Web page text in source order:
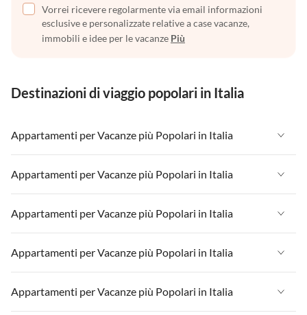
Vorrei ricevere regolarmente via email informazioni
esclusive e personalizzate relative a case vacanze,
immobili e idee per le vacanze Più
Destinazioni di viaggio popolari in Italia
Appartamenti per Vacanze più Popolari in Italia
Appartamenti per Vacanze in Italia
Appartamenti per Vacanze in Liguria
Appartamenti per Vacanze in Lombardia
Appartamenti per Vacanze in Lago di Garda
Appartamenti per Vacanze in Lago di Como
Appartamenti per Vacanze più Popolari in Italia
Appartamenti per Vacanze in Italia
Appartamenti per Vacanze in Liguria
Appartamenti per Vacanze in Lombardia
Appartamenti per Vacanze in Lago di Garda
Appartamenti per Vacanze più Popolari in Italia
Appartamenti per Vacanze in Italia
Appartamenti per Vacanze in Liguria
Appartamenti per Vacanze in Lombardia
Appartamenti per Vacanze più Popolari in Italia
Appartamenti per Vacanze in Italia
Appartamenti per Vacanze più Popolari in Italia